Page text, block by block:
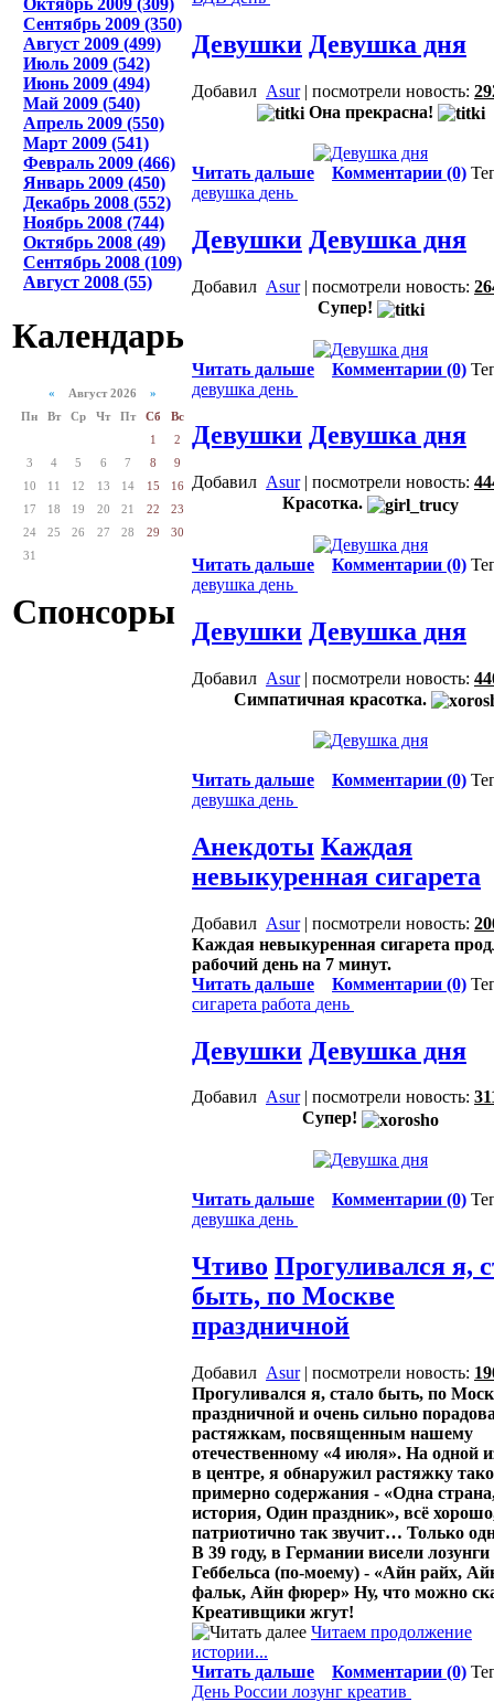
Сентябрь 2009 (350)
Август 2009 (499)
Июль 2009 (542)
Июнь 2009 (494)
Май 2009 (540)
Апрель 2009 (550)
Март 2009 (541)
Февраль 2009 (466)
Январь 2009 (450)
Декабрь 2008 (552)
Ноябрь 2008 (744)
Октябрь 2008 (49)
Сентябрь 2008 (109)
Август 2008 (55)
Календарь
« Август 2026 »
Пн
Вт Ср Чт Пт Сб
Вс
1
2
3
4 5 6 7 8
9
10
11 12 13 14 15
16
17
18 19 20 21 22
23
24
25 26 27 28 29
30
31
Спонсоры
Девушки Девушка дня
Добавил Asur| посмотрели новость:
Она прекрасна!
Читать дальше Комментарии (0)
девушка день
Девушки Девушка дня
Добавил Asur| посмотрели новость:
Супер!
Читать дальше Комментарии (0)
девушка день
Девушки Девушка дня
Добавил Asur| посмотрели новость:
Красотка.
Читать дальше Комментарии (0)
девушка день
Девушки Девушка дня
Добавил Asur| посмотрели новость:
Симпатичная красотка.
Читать дальше Комментарии (0)
девушка день
Анекдоты Каждая
невыкуренная сигарета
Добавил Asur| посмотрели новость:
Каждая невыкуренная сигарета
рабочий день на 7 минут.
Читать дальше
Комментарии (0)
сигарета работа день
Девушки Девушка дня
Добавил Asur| посмотрели новость:
Супер!
Читать дальше Комментарии (0)
девушка день
Чтиво Прогуливался я,
быть, по Москве
праздничной
Добавил Asur| посмотрели новость:
Прогуливался я, стало быть, по
праздничной и очень сильно
растяжкам, посвященным нашему
отечественному «4 июля». На одной
в центре, я обнаружил растяжку
примерно содержания - «Одна
история, Один праздник», всё
патриотично так звучит… Только
В 39 году, в Германии висели лозунги
Геббельса (по-моему) - «Айн райх,
фальк, Айн фюрер» Ну, что можно
Креативщики жгут!
Читаем продолжение
истории...
Читать дальше
Комментарии (0)
День России лозунг креатив